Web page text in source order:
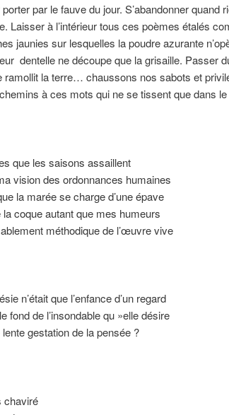
par le fauve du jour. S’abandonner quand
Laisser à l’intérieur tous ces poèmes étalés
jaunies sur lesquelles la poudre azurante
dentelle ne découpe que la grisaille. Passer
ramollit la terre… chaussons nos sabots et
à ces mots qui ne se tissent que dans
que les saisons assaillent
vision des ordonnances humaines
la marée se charge d’une épave
la coque autant que mes humeurs
méthodique de l’œuvre vive
n’était que l’enfance d’un regard
fond de l’insondable qu »elle désire
gestation de la pensée ?
chaviré